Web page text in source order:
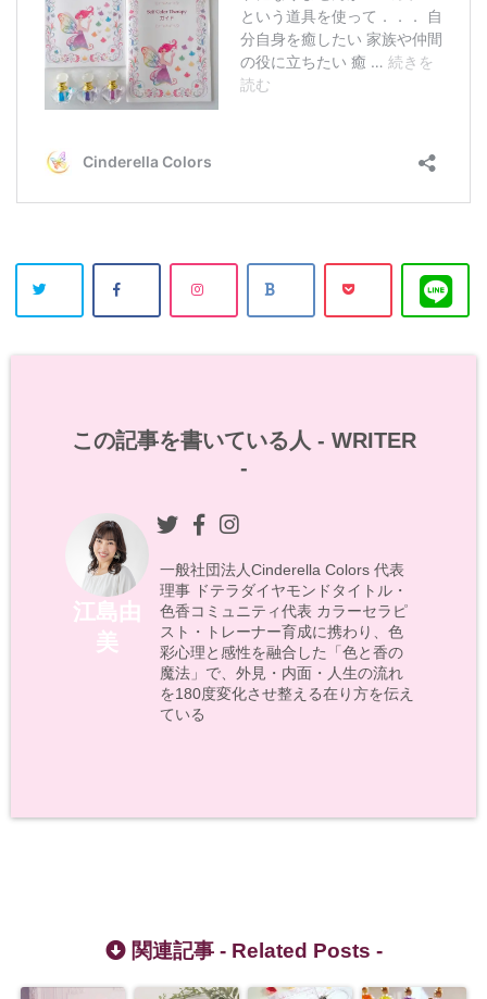
この記事を書いている人 - WRITER
-
江島由
美
一般社団法人Cinderella Colors 代表
理事 ドテラダイヤモンドタイトル・
色香コミュニティ代表 カラーセラピ
スト・トレーナー育成に携わり、色
彩心理と感性を融合した「色と香の
魔法」で、外見・内面・人生の流れ
を180度変化させ整える在り方を伝え
ている
関連記事 - Related Posts -